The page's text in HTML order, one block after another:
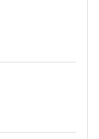
入の現状～